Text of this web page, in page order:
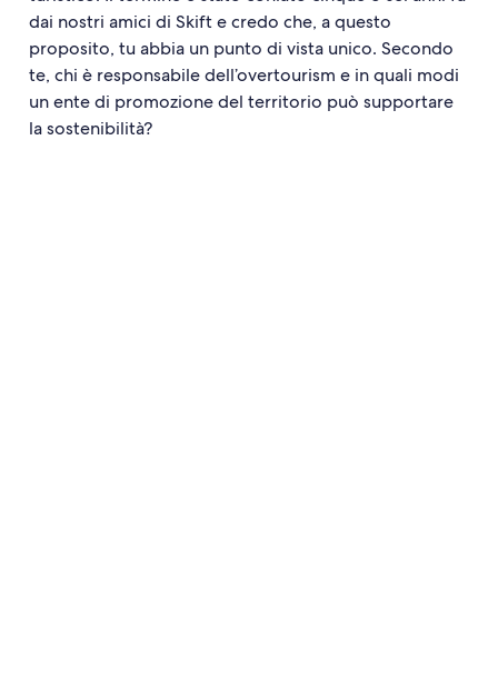
dai nostri amici di Skift e credo che, a questo
proposito, tu abbia un punto di vista unico. Secondo
te, chi è responsabile dell’overtourism e in quali modi
un ente di promozione del territorio può supportare
la sostenibilità?